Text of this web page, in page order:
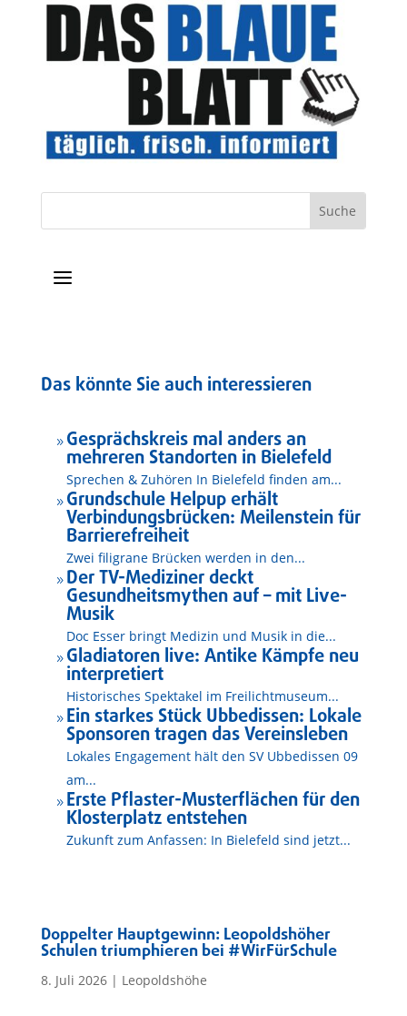
a
Das könnte Sie auch interessieren
9 Gesprächskreis mal anders an
mehreren Standorten in Bielefeld
Sprechen & Zuhören In Bielefeld finden am...
9 Grundschule Helpup erhält
Verbindungsbrücken: Meilenstein für
Barrierefreiheit
Zwei filigrane Brücken werden in den...
9 Der TV-Mediziner deckt
Gesundheitsmythen auf – mit Live-
Musik
Doc Esser bringt Medizin und Musik in die...
9 Gladiatoren live: Antike Kämpfe neu
interpretiert
Historisches Spektakel im Freilichtmuseum...
9 Ein starkes Stück Ubbedissen: Lokale
Sponsoren tragen das Vereinsleben
Lokales Engagement hält den SV Ubbedissen 09
am...
9 Erste Pflaster-Musterflächen für den
Klosterplatz entstehen
Zukunft zum Anfassen: In Bielefeld sind jetzt...
Doppelter Hauptgewinn: Leopoldshöher
Schulen triumphieren bei #WirFürSchule
8. Juli 2026| Leopoldshöhe